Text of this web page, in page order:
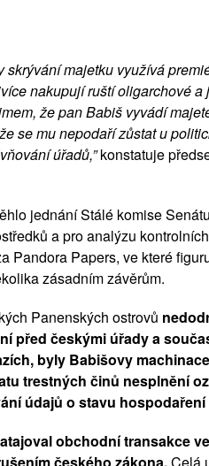
skrývání majetku využívá
nakupují ruští oligarchové a
že pan Babiš vyvádí
se mu nepodaří zůstat u
úřadů,”konstatuje
jednání Stálé komise
a pro analýzu
Pandora Papers, ve které
zásadním závěrům.
Panenských ostrovů
před českými úřady a
byly Babišovy
trestných činů nesplnění
údajů o stavu hospodaření
obchodní transakce